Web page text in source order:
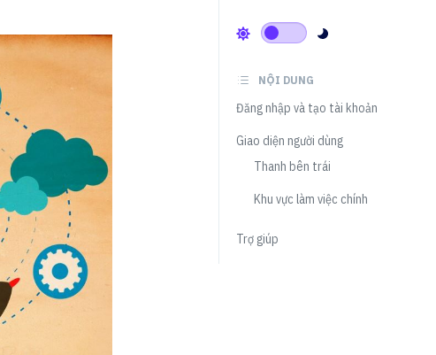
NỘI DUNG
Đăng nhập và tạo tài khoản
Giao diện người dùng
Thanh bên trái
Khu vực làm việc chính
Trợ giúp